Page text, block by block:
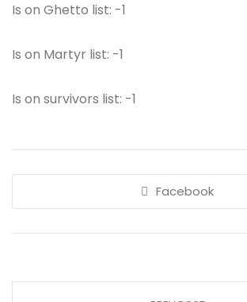
Is on Ghetto list: -1
Is on Martyr list: -1
Is on survivors list: -1
Facebook